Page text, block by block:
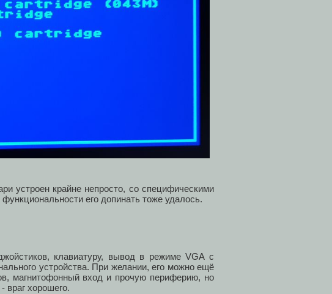
устроен крайне непросто, со специфическими
его допинать тоже удалось.
клавиатуру, вывод в режиме VGA с
устройства. При желании, его можно ещё
магнитофонный вход и прочую периферию, но
хорошего.